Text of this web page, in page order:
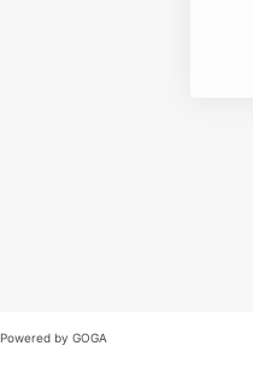
Powered by GOGA